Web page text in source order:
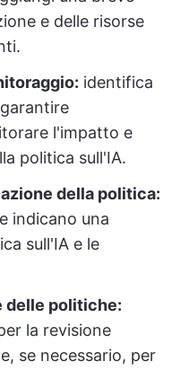
e delle risorse
identifica
l'impatto e
politica sull'IA.
della politica:
indicano una
sull'IA e le
delle politiche:
la revisione
se necessario, per